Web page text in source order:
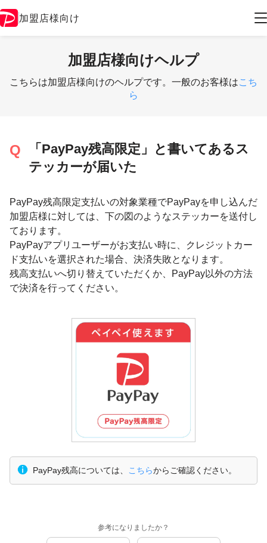
加盟店様向け
加盟店様向けヘルプ
こちらは加盟店様向けのヘルプです。一般のお客様はこち
ら
「PayPay残高限定」と書いてあるス
テッカーが届いた
PayPay残高限定支払いの対象業種でPayPayを申し込んだ
加盟店様に対しては、下の図のようなステッカーを送付し
ております。
PayPayアプリユーザーがお支払い時に、クレジットカー
ド支払いを選択された場合、決済失敗となります。
残高支払いへ切り替えていただくか、PayPay以外の方法
で決済を行ってください。
PayPay残高については、 こちらからご確認ください。
参考になりましたか？